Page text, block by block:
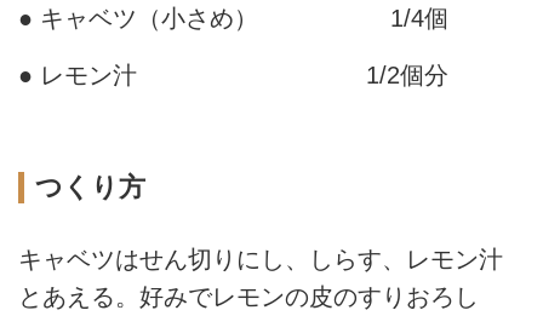
● キャベツ（小さめ） 1/4個
● レモン汁 1/2個分
つくり方
キャベツはせん切りにし、しらす、レモン汁
とあえる。好みでレモンの皮のすりおろし